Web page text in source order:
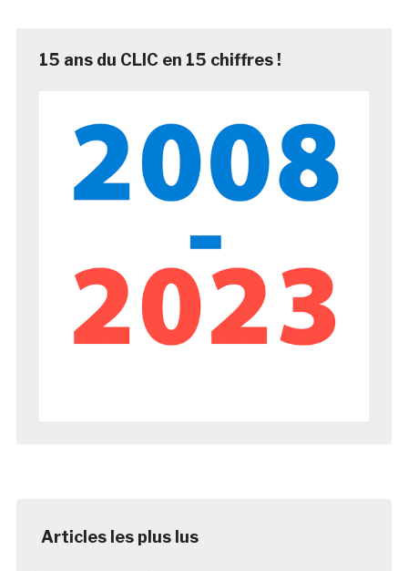
15 ans du CLIC en 15 chiffres !